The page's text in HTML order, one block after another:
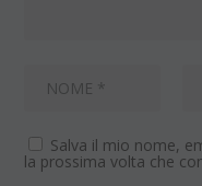
Salva il mio nome,
la prossima volta che